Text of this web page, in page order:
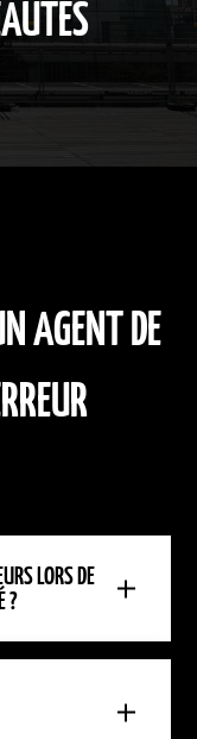
AGENT DE
LORS DE
?